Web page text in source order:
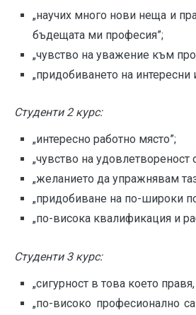
„научих много нови неща и
бъдещата ми професия”;
„чувство на уважение към
„придобиването на интересни
Студенти 2 курс:
„интересно работно място”;
„чувство на удовлетвореност
„желанието да упражнявам
„придобиване на по-широки
„по-висока квалификация и
Студенти 3 курс:
„сигурност в това което
„по-високо професионално